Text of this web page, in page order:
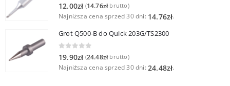
12.00zł (14.76złbrutto)
Najniższa cena sprzed 30 dni: 14.76zł.
Grot Q500-B do Quick 203G/TS2300
0out of 5
19.90zł (24.48złbrutto)
Najniższa cena sprzed 30 dni: 24.48zł.